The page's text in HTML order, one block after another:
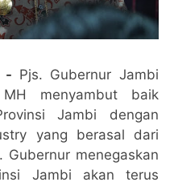
- Pjs. Gubernur Jambi
menyambut baik
Jambi dengan
yang berasal dari
Gubernur menegaskan
Jambi akan terus